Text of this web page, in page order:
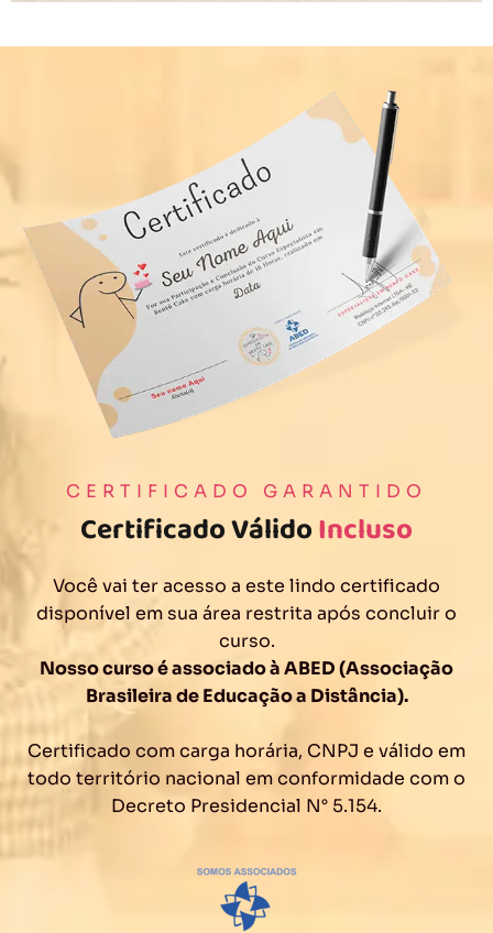
CERTIFICADO GARANTIDO
Certificado VálidoIncluso
Você vai ter acesso a este lindo certificado
disponível em sua área restrita após concluir o
curso.
Nosso curso é associado à ABED (Associação
Brasileira de Educação a Distância).
Certificado com carga horária, CNPJ e válido em
todo território nacional em conformidade com o
Decreto Presidencial N° 5.154.